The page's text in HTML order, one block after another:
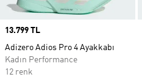
Price
13.799 TL
Adizero Adios Pro 4 Ayakkabı
Kadın Performance
12 renk